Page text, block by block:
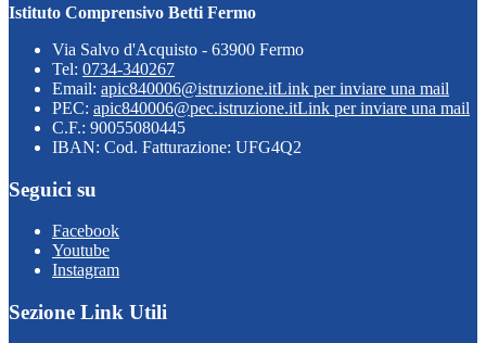
Istituto Comprensivo Betti Fermo
Via Salvo d'Acquisto - 63900 Fermo
Tel: 0734-340267
Email: apic840006@istruzione.itLink per inviare una mail
PEC: apic840006@pec.istruzione.itLink per inviare una mail
C.F.: 90055080445
IBAN: Cod. Fatturazione: UFG4Q2
Seguici su
Facebook
Youtube
Instagram
Sezione Link Utili